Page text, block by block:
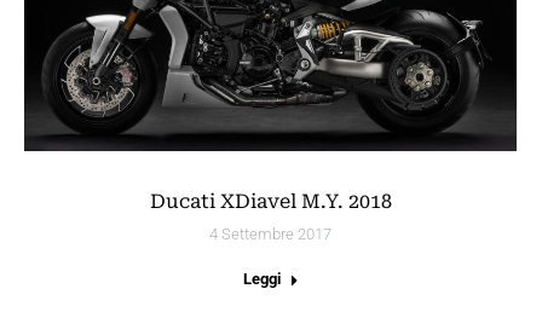
Ducati XDiavel M.Y. 2018
4 Settembre 2017
Leggi